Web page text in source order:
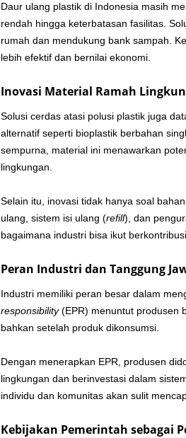
Daur ulang plastik di Indonesia masih
rendah hingga keterbatasan fasilitas.
rumah dan mendukung bank sampah.
lebih efektif dan bernilai ekonomi.
Inovasi Material Ramah
Solusi cerdas atasi polusi plastik juga
alternatif seperti bioplastik berbahan
sempurna, material ini menawarkan
lingkungan.
Selain itu, inovasi tidak hanya soal
ulang, sistem isi ulang (refill), dan
bagaimana industri bisa ikut berkontribusi.
Peran Industri dan Tanggung
Industri memiliki peran besar dalam
responsibility(EPR) menuntut produsen
bahkan setelah produk dikonsumsi.
Dengan menerapkan EPR, produsen
lingkungan dan berinvestasi dalam
individu dan komunitas akan sulit
Kebijakan Pemerintah sebagai